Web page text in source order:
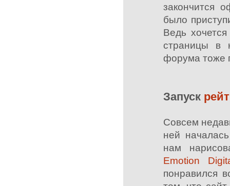
закончится
было
Ведь
страницы в
форума тоже
Запуск
Совсем
ней
нам
Emotion
понравился